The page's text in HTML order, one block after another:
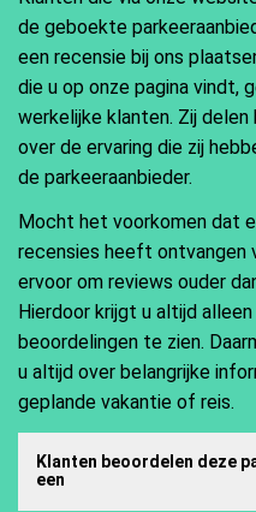
de geboekte
een recensie bij ons
die u op onze pagina vindt,
werkelijke klanten. Zij
over de ervaring die zij
de parkeeraanbieder.
Mocht het voorkomen dat
recensies heeft ontvangen
ervoor om reviews ouder
Hierdoor krijgt u altijd
beoordelingen te zien.
u altijd over belangrijke
geplande vakantie of reis.
Klanten beoordelen deze
een